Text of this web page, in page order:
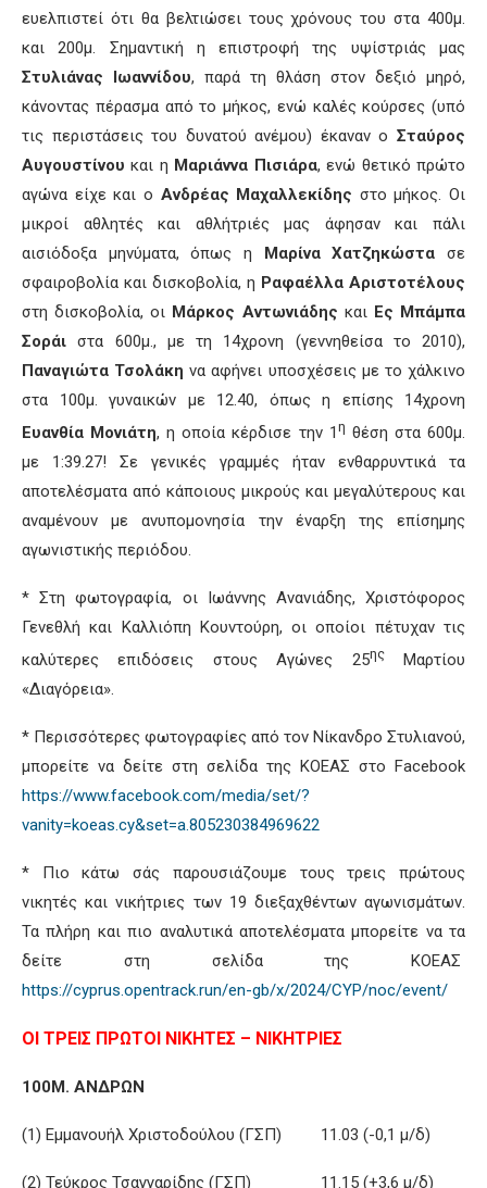
ευελπιστεί ότι θα βελτιώσει τους χρόνους του στα 400μ.
και 200μ. Σημαντική η επιστροφή της υψίστριάς μας
Στυλιάνας Ιωαννίδου, παρά τη θλάση στον δεξιό μηρό,
κάνοντας πέρασμα από το μήκος, ενώ καλές κούρσες (υπό
τις περιστάσεις του δυνατού ανέμου) έκαναν ο Σταύρος
Αυγουστίνου και η Μαριάννα Πισιάρα, ενώ θετικό πρώτο
αγώνα είχε και ο Ανδρέας Μαχαλλεκίδης στο μήκος. Οι
μικροί αθλητές και αθλήτριές μας άφησαν και πάλι
αισιόδοξα μηνύματα, όπως η Μαρίνα Χατζηκώστα σε
σφαιροβολία και δισκοβολία, η Ραφαέλλα Αριστοτέλους
στη δισκοβολία, οι Μάρκος Αντωνιάδης και Ες Μπάμπα
Σοράι στα 600μ., με τη 14χρονη (γεννηθείσα το 2010),
Παναγιώτα Τσολάκη να αφήνει υποσχέσεις με το χάλκινο
στα 100μ. γυναικών με 12.40, όπως η επίσης 14χρονη
Ευανθία Μονιάτη, η οποία κέρδισε την 1 η θέση στα 600μ.
με 1:39.27! Σε γενικές γραμμές ήταν ενθαρρυντικά τα
αποτελέσματα από κάποιους μικρούς και μεγαλύτερους και
αναμένουν με ανυπομονησία την έναρξη της επίσημης
αγωνιστικής περιόδου.
* Στη φωτογραφία, οι Ιωάννης Ανανιάδης, Χριστόφορος
Γενεθλή και Καλλιόπη Κουντούρη, οι οποίοι πέτυχαν τις
καλύτερες επιδόσεις στους Αγώνες 25ηςΜαρτίου
«Διαγόρεια».
* Περισσότερες φωτογραφίες από τον Νίκανδρο Στυλιανού,
μπορείτε να δείτε στη σελίδα της ΚΟΕΑΣ στο Facebook
https://www.facebook.com/media/set/?
vanity=koeas.cy&set=a.805230384969622
* Πιο κάτω σάς παρουσιάζουμε τους τρεις πρώτους
νικητές και νικήτριες των 19 διεξαχθέντων αγωνισμάτων.
Τα πλήρη και πιο αναλυτικά αποτελέσματα μπορείτε να τα
δείτε στη σελίδα της ΚΟΕΑΣ
https://cyprus.opentrack.run/en-gb/x/2024/CYP/noc/event/
ΟΙ ΤΡΕΙΣ ΠΡΩΤΟΙ ΝΙΚΗΤΕΣ – ΝΙΚΗΤΡΙΕΣ
100Μ. ΑΝΔΡΩΝ
(1) Εμμανουήλ Χριστοδούλου (ΓΣΠ) 11.03 (-0,1 μ/δ)
(2) Τεύκρος Τσαγγαρίδης (ΓΣΠ) 11.15 (+3,6 μ/δ)